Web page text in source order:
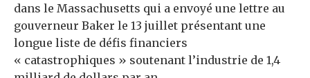
dans le Massachusetts qui a envoyé une lettre au
gouverneur Baker le 13 juillet présentant une
longue liste de défis financiers
« catastrophiques » soutenant l’industrie de 1,4